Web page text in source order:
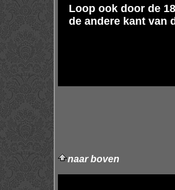
Loop ook door de
de andere kant van
naar boven